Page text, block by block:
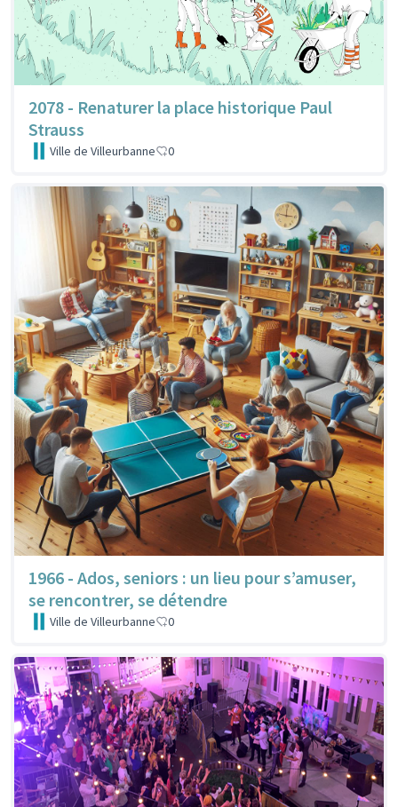
2078 - Renaturer la place historique Paul
Strauss
Ville de Villeurbanne 0
1966 - Ados, seniors : un lieu pour s’amuser,
se rencontrer, se détendre
Ville de Villeurbanne 0